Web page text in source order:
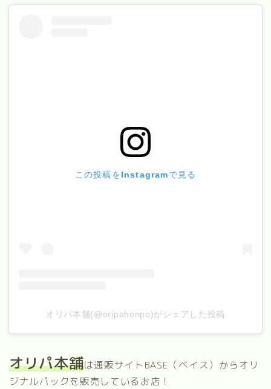
この投稿をInstagramで見る
オリパ本舗(@oripahonpo)がシェアした投稿
オリパ本舗は通販サイトBASE（ベイス）からオリ
ジナルパックを販売しているお店！